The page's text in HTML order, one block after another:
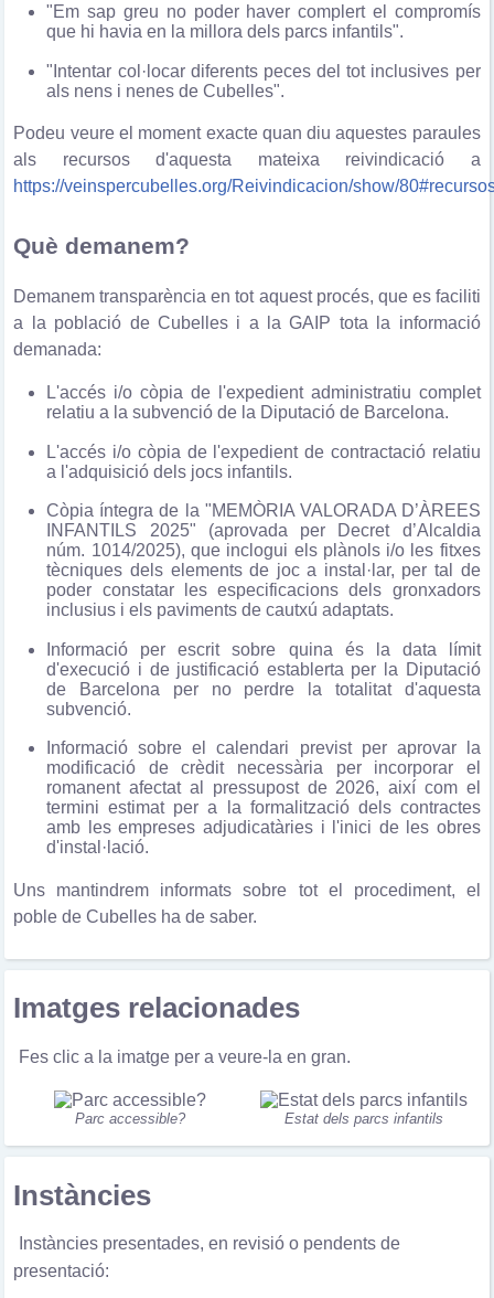
"Em sap greu no poder haver complert el compromís
que hi havia en la millora dels parcs infantils".
"Intentar col·locar diferents peces del tot inclusives per
als nens i nenes de Cubelles".
Podeu veure el moment exacte quan diu aquestes paraules
als recursos d'aquesta mateixa reivindicació a
https://veinspercubelles.org/Reivindicacion/show/
Què demanem?
Demanem transparència en tot aquest procés, que es faciliti
a la població de Cubelles i a la GAIP tota la informació
demanada:
L'accés i/o còpia de l'expedient administratiu complet
relatiu a la subvenció de la Diputació de Barcelona.
L'accés i/o còpia de l'expedient de contractació relatiu
a l'adquisició dels jocs infantils.
Còpia íntegra de la "MEMÒRIA VALORADA D’ÀREES
INFANTILS 2025" (aprovada per Decret d’Alcaldia
núm. 1014/2025), que inclogui els plànols i/o les fitxes
tècniques dels elements de joc a instal·lar, per tal de
poder constatar les especificacions dels gronxadors
inclusius i els paviments de cautxú adaptats.
Informació per escrit sobre quina és la data límit
d'execució i de justificació establerta per la Diputació
de Barcelona per no perdre la totalitat d'aquesta
subvenció.
Informació sobre el calendari previst per aprovar la
modificació de crèdit necessària per incorporar el
romanent afectat al pressupost de 2026, així com el
termini estimat per a la formalització dels contractes
amb les empreses adjudicatàries i l'inici de les obres
d'instal·lació.
Uns mantindrem informats sobre tot el procediment, el
poble de Cubelles ha de saber.
Imatges relacionades
Fes clic a la imatge per a veure-la en gran.
Parc accessible? Estat dels parcs infantils
Instàncies
Instàncies presentades, en revisió o pendents de
presentació: